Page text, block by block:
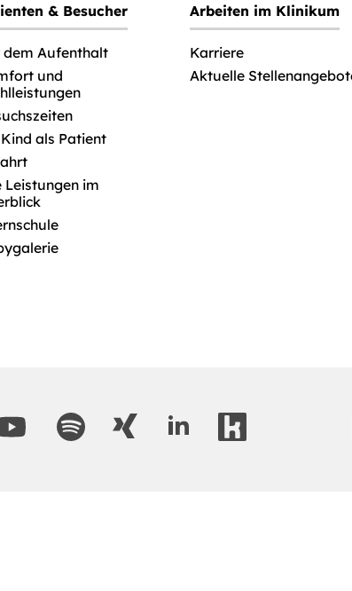
& Besucher
dem Aufenthalt
und
als Patient
Leistungen im
Arbeiten im Klinikum
Karriere
Aktuelle